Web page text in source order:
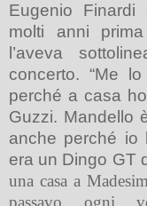
Eugenio Finardi
molti anni
l’aveva
concerto. “Me
perché a casa
Guzzi. Mandello
anche perché io
era un Dingo GT
una casa a